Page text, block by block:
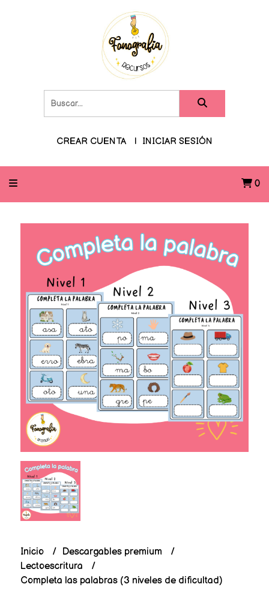
CREAR CUENTA INICIAR SESIÓN
0
Inicio
Descargables premium
Lectoescritura
Completa las palabras (3 niveles de dificultad)